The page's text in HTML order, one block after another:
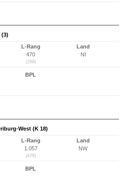
L-Rang
470
(269)
Land
NI
BPL
West (K 18)
L-Rang
1.057
(479)
Land
NW
BPL